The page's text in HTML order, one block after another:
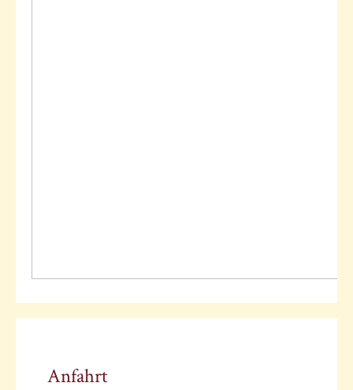
Anfahrt